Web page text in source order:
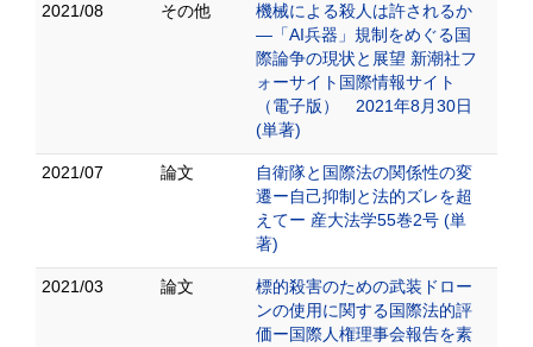
2021/08 その他
機械による殺人は許されるか
―「AI兵器」規制をめぐる国
際論争の現状と展望 新潮社フ
ォーサイト国際情報サイト
（電子版） 2021年8月30日
(単著)
2021/07 論文
自衛隊と国際法の関係性の変
遷ー自己抑制と法的ズレを超
えてー 産大法学55巻2号 (単
著)
2021/03 論文
標的殺害のための武装ドロー
ンの使用に関する国際法的評
価ー国際人権理事会報告を素